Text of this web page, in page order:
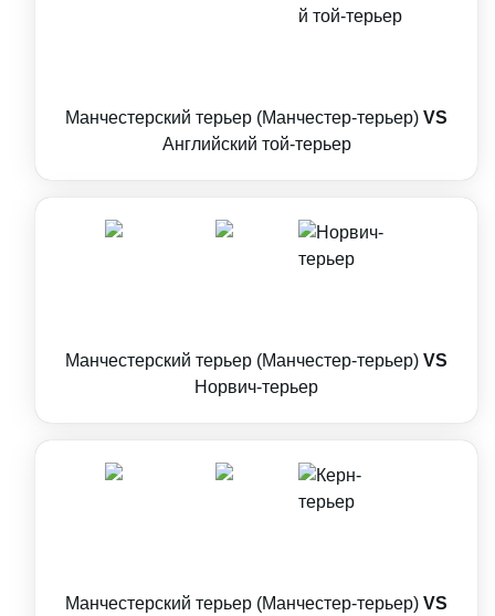
Манчестерский терьер (Манчестер-терьер) VS
Английский той-терьер
Манчестерский терьер (Манчестер-терьер) VS
Норвич-терьер
Манчестерский терьер (Манчестер-терьер) VS